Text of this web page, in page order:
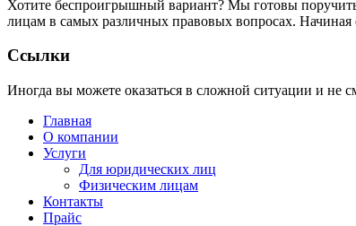
Хотите беспроигрышный вариант? Мы готовы
лицам в самых различных правовых вопросах.
Ссылки
Иногда вы можете оказаться в сложной ситуации и не
Главная
О компании
Услуги
Для юридических лиц
Физическим лицам
Контакты
Прайс